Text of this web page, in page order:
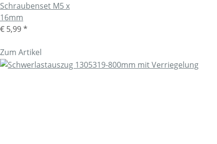
Schraubenset M5 x
16mm
€ 5,99*
Zum Artikel